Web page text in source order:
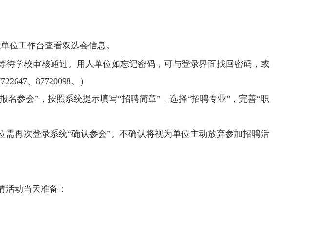
单位工作台查看双选会信息。
待学校审核通过。用人单位如忘记密码，可与登录界面找回密码，或
、87720098。）
名参会”，按照系统提示填写“招聘简章”，选择“招聘专业”，完善“职
再次登录系统“确认参会”。不确认将视为单位主动放弃参加招聘活
动当天准备：